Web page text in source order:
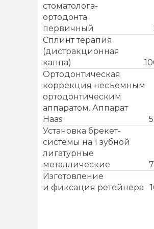
стоматолога-
ортодонта
первичный
Сплинт терапия
(дистракционная
каппа)
Ортодонтическая
коррекция несъемным
ортодонтическим
аппаратом. Аппарат
Haas
Установка брекет-
системы на 1 зубной
лигатурные
металлические
Изготовление
и фиксация ретейнера